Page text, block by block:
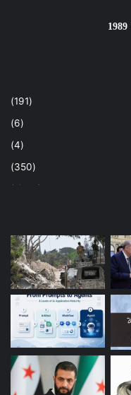
(191)
(6)
(4)
(350)
(1٬041)
(3)
(16)
(24)
(12)
(168)
(1)